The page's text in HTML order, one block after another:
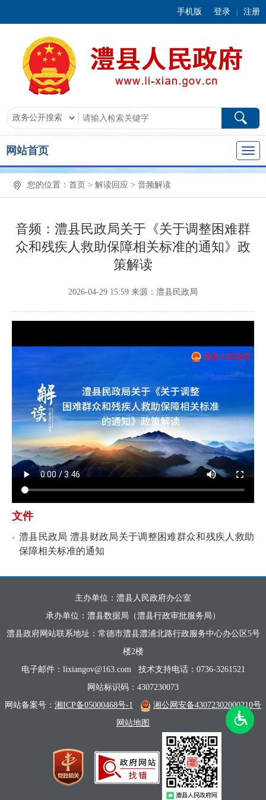
手机版 登录 注册
网站首页
您的位置： 首页 > 解读回应 > 音频解读
音频：澧县民政局关于《关于调整困难群
众和残疾人救助保障相关标准的通知》政
策解读
2026-04-29 15:59 来源：澧县民政局
文件
澧县民政局 澧县财政局关于调整困难群众和残疾人救助
保障相关标准的通知
主办单位：澧县人民政府办公室
承办单位：澧县数据局（澧县行政审批服务局）
澧县政府网站联系地址：常德市澧县澧浦北路行政服务中心办公区5号
楼2楼
电子邮件：lixiangov@163.com
技术支持电话：0736-3261521
网站标识码：4307230073
网站备案号： 湘ICP备05000468号-1
湘公网安备43072302000210号
网站地图